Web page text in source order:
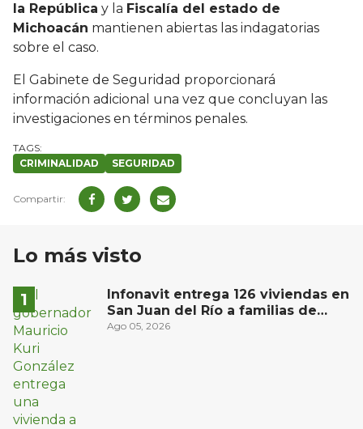
la República y la Fiscalía del estado de
Michoacán mantienen abiertas las indagatorias
sobre el caso.
El Gabinete de Seguridad proporcionará
información adicional una vez que concluyan las
investigaciones en términos penales.
CRIMINALIDAD SEGURIDAD
Lo más visto
Infonavit entrega 126 viviendas en
San Juan del Río a familias de
bajos ingresos
Ago 05, 2026